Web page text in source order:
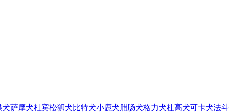
犬萨摩犬杜宾松狮犬比特犬小鹿犬腊肠犬格力犬杜高犬可卡犬法斗